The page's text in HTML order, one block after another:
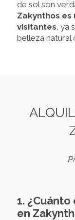
de sol son
Zakynthos es
visitantes , ya
belleza natural
1.
en